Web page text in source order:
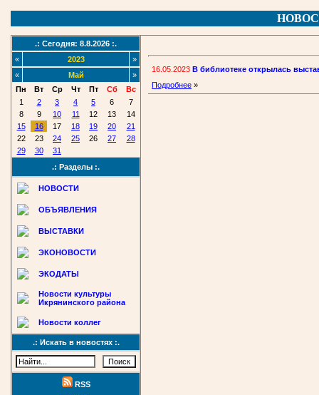
.: Сегодня: 8.8.2026 :.
«
2023
»
«
Май
»
Пн
Вт Ср Чт Пт Сб
Вс
1
2 3 4 5 6
7
8
9 10 11 12 13
14
15
16 17 18 19 20
21
22
23 24 25 26 27
28
29
30
31
.: Разделы :.
НОВОСТИ
ОБЪЯВЛЕНИЯ
ВЫСТАВКИ
ЭКОНОВОСТИ
ЭКОДАТЫ
Новости культуры
Икрянинского района
Новости коллег
.: Искать в новостях :.
RSS
16.05.2023 В библиотеке открылась
Подробнее »